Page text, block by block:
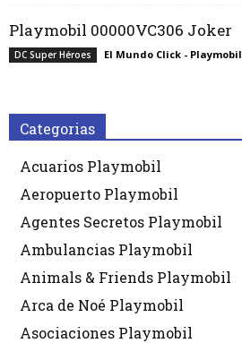
Playmobil 00000VC306 Joker
DC Super Héroes El Mundo Click - Playmobil
Categorias
Acuarios Playmobil
Aeropuerto Playmobil
Agentes Secretos Playmobil
Ambulancias Playmobil
Animals & Friends Playmobil
Arca de Noé Playmobil
Asociaciones Playmobil